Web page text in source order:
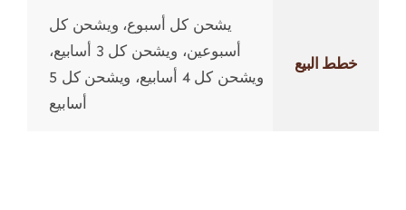
خطط البيع
يشحن كل أسبوع، ويشحن كل
أسبوعين، ويشحن كل 3 أسابيع،
ويشحن كل 4 أسابيع، ويشحن كل 5
أسابيع